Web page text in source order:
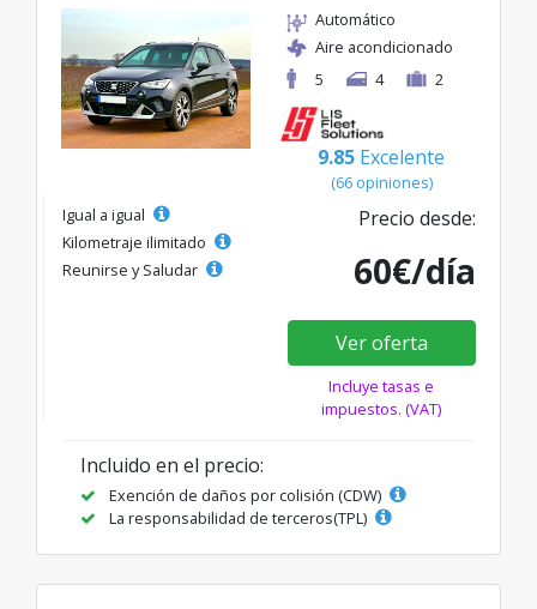
Automático
Aire acondicionado
5
4 2
9.85 Excelente
(66 opiniones)
Igual a igual
Kilometraje ilimitado
Reunirse y Saludar
Precio desde:
60€/día
Ver oferta
Incluye tasas e
impuestos. (VAT)
Incluido en el precio:
Exención de daños por colisión (CDW)
La responsabilidad de terceros(TPL)